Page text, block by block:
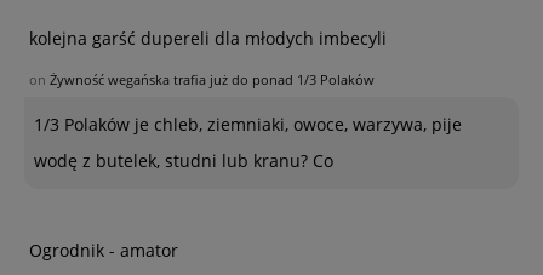
kolejna garść dupereli dla młodych imbecyli
on Żywność wegańska trafia już do ponad 1/3 Polaków
1/3 Polaków je chleb, ziemniaki, owoce, warzywa, pije
wodę z butelek, studni lub kranu? Co
Ogrodnik - amator